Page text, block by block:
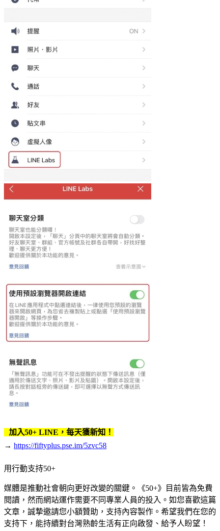
加入50+ LINE，每天獲新知！
→ https://fiftyplus.pse.im/5zvc58
用行動支持50+
媒體是推動社會朝向更好改變的關鍵。《50+》目前皆為免費
閱讀，然而網站運作需要不同專業人員的投入。如您喜歡這篇
文章，誠摯邀請您小額贊助，支持內容製作。希望我們在您的
支持下，能持續對台灣熟齡生活有正向啟發、給予人盼望！